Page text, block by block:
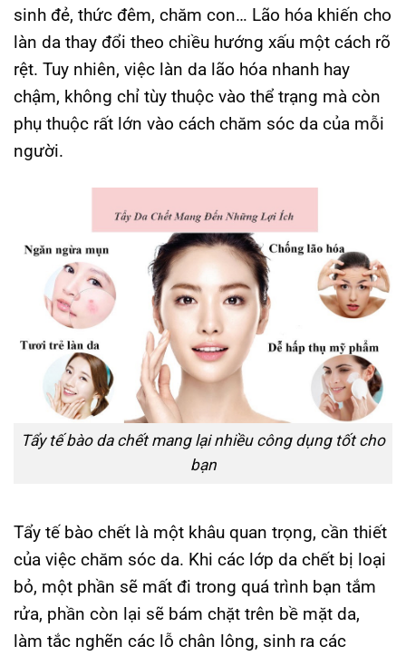
sinh đẻ, thức đêm, chăm con… Lão hóa khiến cho
làn da thay đổi theo chiều hướng xấu một cách rõ
rệt. Tuy nhiên, việc làn da lão hóa nhanh hay
chậm, không chỉ tùy thuộc vào thể trạng mà còn
phụ thuộc rất lớn vào cách chăm sóc da của mỗi
người.
Tẩy tế bào da chết mang lại nhiều công dụng tốt cho
bạn
Tẩy tế bào chết là một khâu quan trọng, cần thiết
của việc chăm sóc da. Khi các lớp da chết bị loại
bỏ, một phần sẽ mất đi trong quá trình bạn tắm
rửa, phần còn lại sẽ bám chặt trên bề mặt da,
làm tắc nghẽn các lỗ chân lông, sinh ra các